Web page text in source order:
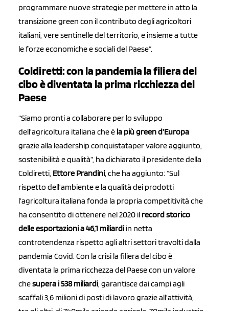
programmare nuove strategie per mettere in atto la
transizione green con il contributo degli agricoltori
italiani, vere sentinelle del territorio, e insieme a tutte
le forze economiche e sociali del Paese”.
Coldiretti: con la pandemia la filiera del
cibo è diventata la prima ricchiezza del
Paese
“Siamo pronti a collaborare per lo sviluppo
dell’agricoltura italiana che è la più green d’Europa
grazie alla leadership conquistataper valore aggiunto,
sostenibilità e qualità”, ha dichiarato il presidente della
Coldiretti, Ettore Prandini, che ha aggiunto: “Sul
rispetto dell’ambiente e la qualità dei prodotti
l’agricoltura italiana fonda la propria competitività che
ha consentito di ottenere nel 2020 il record storico
delle esportazioni a 46,1 miliardi in netta
controtendenza rispetto agli altri settori travolti dalla
pandemia Covid. Con la crisi la filiera del cibo è
diventata la prima ricchezza del Paese con un valore
chesupera i 538 miliardi, garantisce dai campi agli
scaffali 3,6 milioni di posti di lavoro grazie all’attività,